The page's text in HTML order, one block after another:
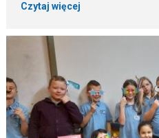
Czytaj więcej